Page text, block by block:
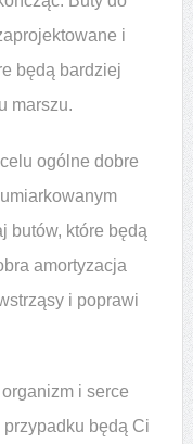
i
będą bardziej
marszu.
ogólne dobre
butów, które będą
amortyzacja
i poprawi
i serce
będą Ci